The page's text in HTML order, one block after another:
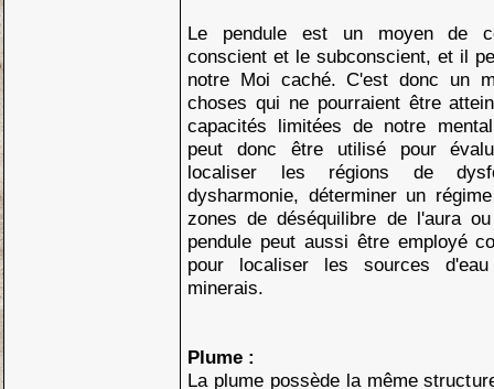
Le pendule est un moyen de
conscient et le subconscient, et il
notre Moi caché. C'est donc un
choses qui ne pourraient être
capacités limitées de notre
peut donc être utilisé pour
localiser les régions de
dysharmonie, déterminer un
zones de déséquilibre de l'aura
pendule peut aussi être employé
pour localiser les sources
minerais.
Plume :
La plume possède la même